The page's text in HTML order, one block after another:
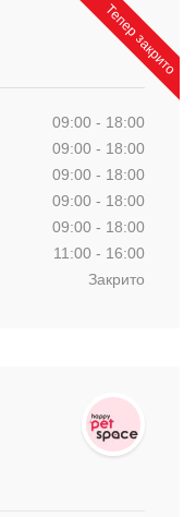
Тепер закрито
09:00 - 18:00
09:00 - 18:00
09:00 - 18:00
09:00 - 18:00
09:00 - 18:00
11:00 - 16:00
Закрито